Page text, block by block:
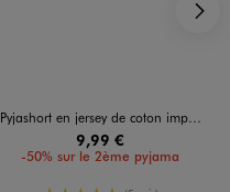
Pyjashort en jersey de coton imprimé et pailleté bébé fille
9,99 €
-50% sur le 2ème pyjama